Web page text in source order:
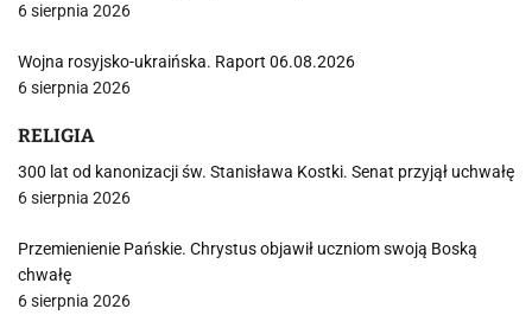
6 sierpnia 2026
Wojna rosyjsko-ukraińska. Raport 06.08.2026
6 sierpnia 2026
RELIGIA
300 lat od kanonizacji św. Stanisława Kostki. Senat przyjął uchwałę
6 sierpnia 2026
Przemienienie Pańskie. Chrystus objawił uczniom swoją Boską
chwałę
6 sierpnia 2026